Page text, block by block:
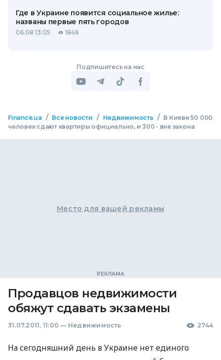
Где в Украине появится социальное жилье:
названы первые пять городов
06.08 13:05 1846
Подпишитесь на нас
Finance.ua / Все новости / Недвижимость / В Киеве 50 000
человек сдают квартиры официально, и 300 - вне закона
Место для вашей рекламы
Продавцов недвижимости
обяжут сдавать экзамены
31.07.2011, 11:00 — Недвижимость 2744
На сегодняшний день в Украине нет единого